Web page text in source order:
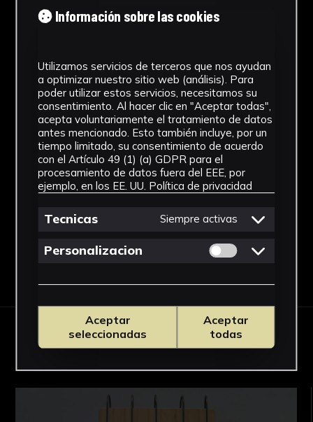
OBRAS RELACIONADAS
Información sobre las cookies
Utilizamos servicios de terceros que nos ayudan
a optimizar nuestro sitio web (análisis). Para
poder utilizar estos servicios, necesitamos su
consentimiento. Al hacer clic en "Aceptar todas",
acepta voluntariamente el tratamiento de datos
antes mencionado. Esto también incluye, por un
tiempo limitado, su consentimiento de acuerdo
con el Artículo 49 (1) (a) GDPR para el
procesamiento de datos fuera del EEE, por
ejemplo, en los EE. UU. Política de privacidad
Tecnicas Siempre activas
Personalizacion Permitir cookies
Aceptar
seleccionadas
Aceptar
todas